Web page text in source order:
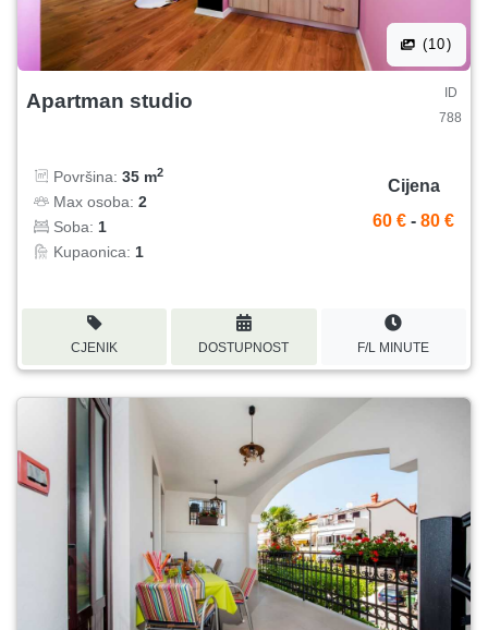
(10)
Apartman studio
ID
788
Površina: 35 m2
Max osoba: 2
Soba: 1
Kupaonica: 1
Cijena
60 € - 80 €
CJENIK DOSTUPNOST F/L MINUTE